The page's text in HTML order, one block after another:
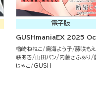
電子版
GUSHmaniaEX 2025
楢崎ねねこ 鳥海よう子 藤咲もえ
萩あき
山田パン 内藤さふぁり
じゃこ
GUSH